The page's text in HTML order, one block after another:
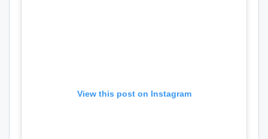
View this post on Instagram